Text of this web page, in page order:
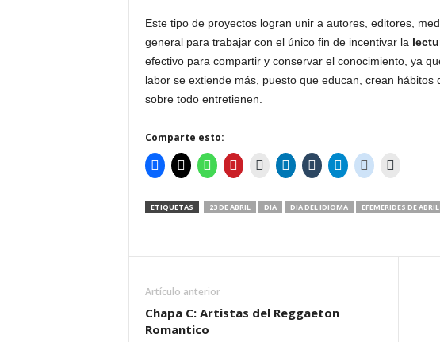
Este tipo de proyectos logran unir a autores, editores,
general para trabajar con el único fin de incentivar la
efectivo para compartir y conservar el conocimiento, ya
labor se extiende más, puesto que educan, crean
sobre todo entretienen.
Comparte esto:
ETIQUETAS 23 DE ABRIL DIA DIA DEL IDIOMA EFEMERIDES DE ABRIL
Artículo anterior
Chapa C: Artistas del Reggaeton
Romantico